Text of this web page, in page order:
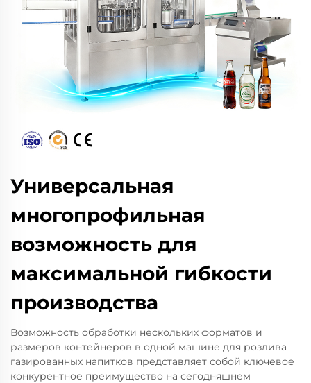
Универсальная
многопрофильная
возможность для
максимальной гибкости
производства
Возможность обработки нескольких форматов и
размеров контейнеров в одной машине для розлива
газированных напитков представляет собой ключевое
конкурентное преимущество на сегодняшнем